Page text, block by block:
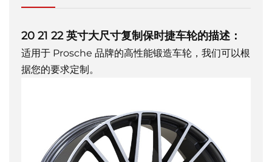
20 21 22 英寸大尺寸复制保时捷车轮的描述：
适用于 Prosche 品牌的高性能锻造车轮，我们可以根
据您的要求定制。